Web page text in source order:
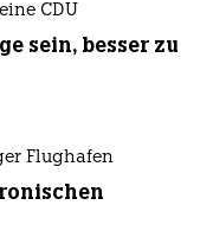
CDU
sein, besser zu
Flughafen